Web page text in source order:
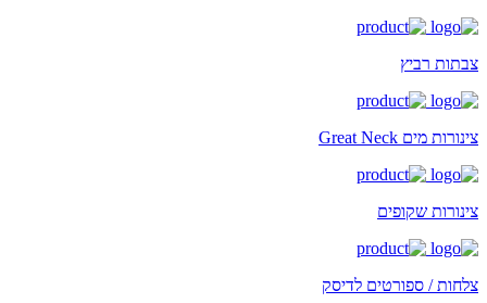
צבתות רביץ
צינורות מים Great Neck
צינורות שקופים
צלחות / ספורטים לדיסק